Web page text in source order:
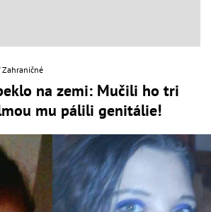
Zahraničné
na zemi: Mučili ho tri
mu pálili genitálie!